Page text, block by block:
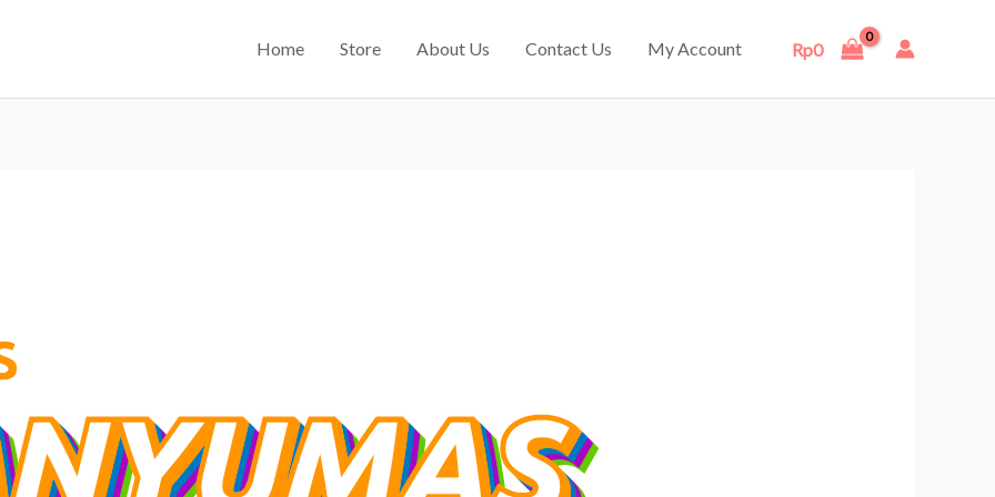
Home Store About Us Contact Us My Account Rp0